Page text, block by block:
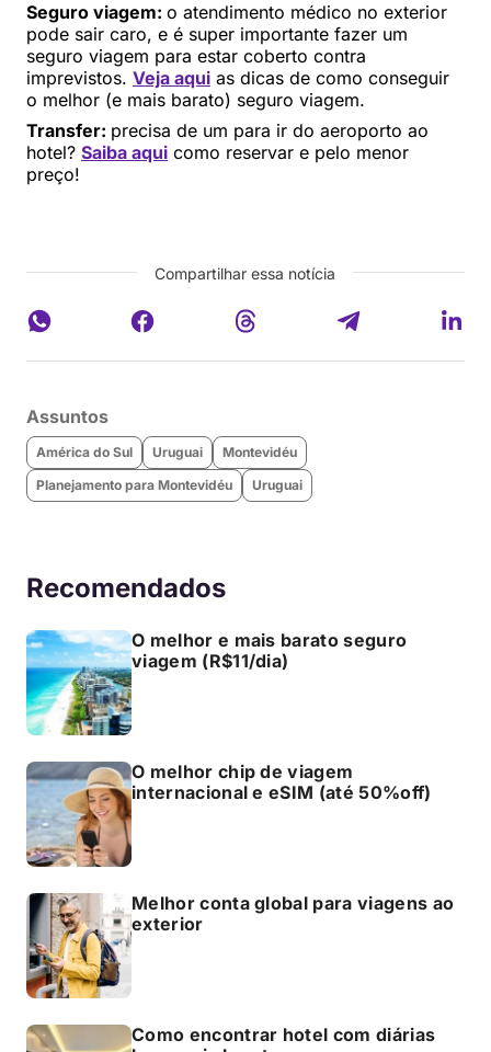
Seguro viagem: o atendimento médico no exterior
pode sair caro, e é super importante fazer um
seguro viagem para estar coberto contra
imprevistos. Veja aqui as dicas de como conseguir
o melhor (e mais barato) seguro viagem.
Transfer: precisa de um para ir do aeroporto ao
hotel? Saiba aqui como reservar e pelo menor
preço!
Compartilhar essa notícia
Assuntos
América do Sul Uruguai
Montevidéu
Planejamento para Montevidéu
Uruguai
Recomendados
O melhor e mais barato seguro
viagem (R$11/dia)
O melhor chip de viagem
internacional e eSIM (até 50%off)
Melhor conta global para viagens ao
exterior
Como encontrar hotel com diárias